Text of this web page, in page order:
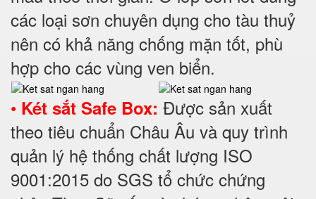
các loại sơn chuyên dụng cho tàu thuỷ
nên có khả năng chống mặn tốt, phù
hợp cho các vùng ven biển.
• Két sắt Safe Box: Được sản xuất
theo tiêu chuẩn Châu Âu và quy trình
quản lý hệ thống chất lượng ISO
9001:2015 do SGS tổ chức chứng